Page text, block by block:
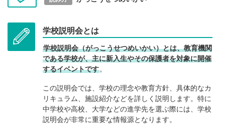
学校説明会とは
学校説明会（がっこうせつめいかい）とは、教育機関
である学校が、主に新入生やその保護者を対象に開催
するイベントです。
この説明会では、学校の理念や教育方針、具体的なカ
リキュラム、施設紹介などを詳しく説明します。特に
中学校や高校、大学などの進学先を選ぶ際には、学校
説明会が非常に重要な情報源となります。